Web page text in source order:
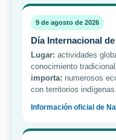
9 de agosto de 2026
Día Internacional
Lugar: actividades
conocimiento
importa: numerosos
con territorios indígenas.
Información oficial de